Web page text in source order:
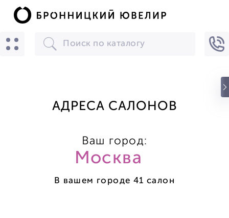
АДРЕСА САЛОНОВ
Ваш город:
Москва
В вашем городе 41 салон
БРОННИЦКИЙ ЮВЕЛИР
(24) звезды